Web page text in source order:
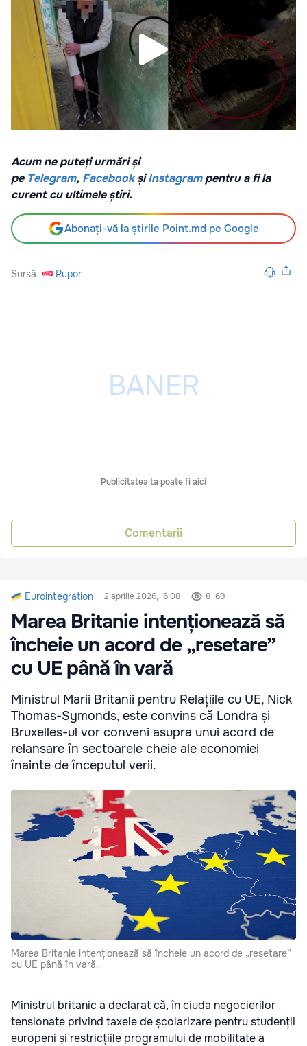
Acum ne puteți urmări și
pe Telegram, Facebook șiInstagrampentru a fi la
curent cu ultimele știri.
Abonați-vă la știrile Point.md pe Google
Sursă Rupor
Publicitatea ta poate fi aici
Comentarii
Eurointegration 2 aprilie 2026, 16:08 8 169
Marea Britanie intenționează să
încheie un acord de „resetare”
cu UE până în vară
Ministrul Marii Britanii pentru Relațiile cu UE, Nick
Thomas-Symonds, este convins că Londra și
Bruxelles-ul vor conveni asupra unui acord de
relansare în sectoarele cheie ale economiei
înainte de începutul verii.
Marea Britanie intenționează să încheie un acord de „resetare”
cu UE până în vară.
Ministrul britanic a declarat că, în ciuda negocierilor
tensionate privind taxele de școlarizare pentru studenții
europeni și restricțiile programului de mobilitate a